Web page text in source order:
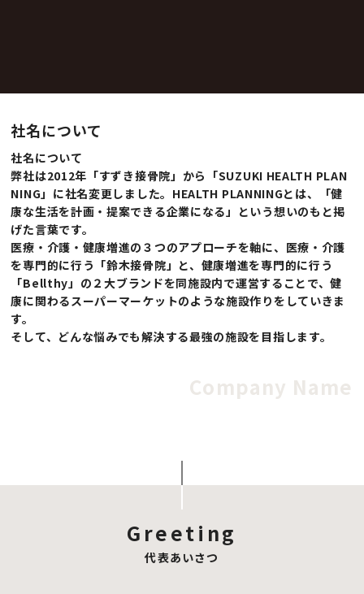
CONTACT
INFORMATION
社名について
社名について
弊社は2012年「すずき接骨院」から「SUZUKI HEALTH PLAN
NING」に社名変更しました。HEALTH PLANNINGとは、「健
康な生活を計画・提案できる企業になる」という想いのもと掲
げた言葉です。
医療・介護・健康増進の３つのアプローチを軸に、医療・介護
を専門的に行う「鈴木接骨院」と、健康増進を専門的に行う
「Bellthy」の２大ブランドを同施設内で運営することで、健
康に関わるスーパーマーケットのような施設作りをしていきま
す。
そして、どんな悩みでも解決する最強の施設を目指します。
Company Name
Greeting
代表あいさつ